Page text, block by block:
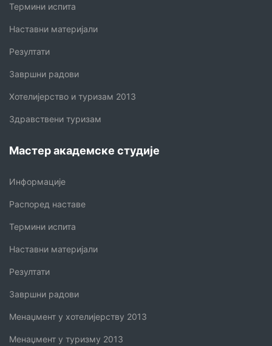
Термини испита
Наставни материјали
Резултати
Завршни радови
Хотелијерство и туризам 2013
Здравствени туризам
Мастер академске студије
Информације
Распоред наставе
Термини испита
Наставни материјали
Резултати
Завршни радови
Менаџмент у хотелијерству 2013
Менаџмент у туризму 2013